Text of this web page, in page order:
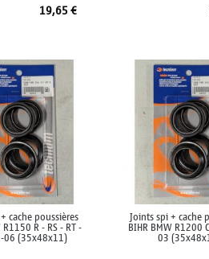
19,65 €
cache poussières
R - RS - RT -
06 (35x48x11)
Joints spi + cache
BIHR BMW R1200
03